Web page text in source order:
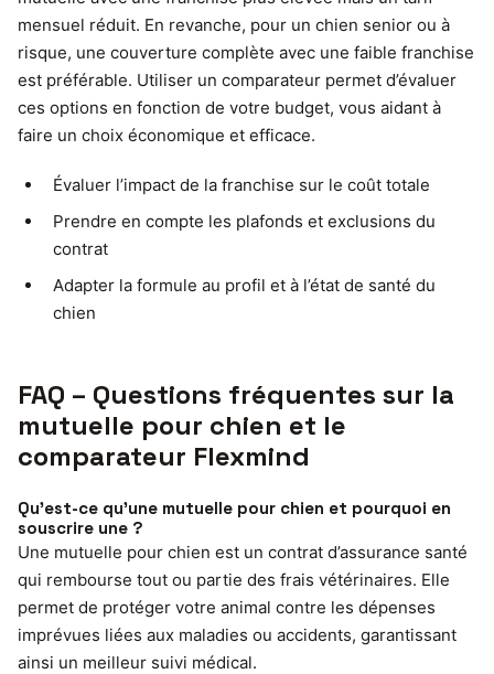
mensuel réduit. En revanche, pour un chien senior ou à
risque, une couverture complète avec une faible franchise
est préférable. Utiliser un comparateur permet d’évaluer
ces options en fonction de votre budget, vous aidant à
faire un choix économique et efficace.
Évaluer l’impact de la franchise sur le coût totale
Prendre en compte les plafonds et exclusions du
contrat
Adapter la formule au profil et à l’état de santé du
chien
FAQ – Questions fréquentes sur la
mutuelle pour chien et le
comparateur Flexmind
Qu’est-ce qu’une mutuelle pour chien et pourquoi en
souscrire une ?
Une mutuelle pour chien est un contrat d’assurance santé
qui rembourse tout ou partie des frais vétérinaires. Elle
permet de protéger votre animal contre les dépenses
imprévues liées aux maladies ou accidents, garantissant
ainsi un meilleur suivi médical.